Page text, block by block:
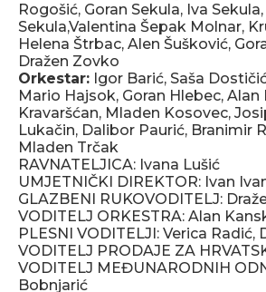
Rogošić, Goran Sekula, Iva
Sekula,Valentina Šepak Molnar,
Helena Štrbac, Alen Šušković,
Dražen Zovko
Orkestar: Igor Barić, Saša
Mario Hajsok, Goran Hlebec, Alan
Kravaršćan, Mladen Kosovec,
Lukačin, Dalibor Paurić, Branimir
Mladen Trčak
RAVNATELJICA: Ivana Lušić
UMJETNIČKI DIREKTOR: Ivan
GLAZBENI RUKOVODITELJ:
VODITELJ ORKESTRA: Alan
PLESNI VODITELJI: Verica Radić,
VODITELJ PRODAJE ZA
VODITELJ MEĐUNARODNIH
Bobnjarić